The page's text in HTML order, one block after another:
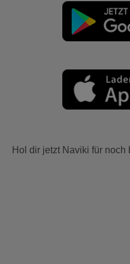
Hol dir jetzt Naviki für